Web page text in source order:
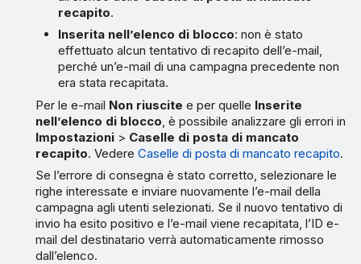
recapito.
Inserita nell’elenco di blocco: non è stato
effettuato alcun tentativo di recapito dell’e-mail,
perché un’e-mail di una campagna precedente non
era stata recapitata.
Per le e-mail Non riuscite e per quelle Inserite
nell’elenco di blocco , è possibile analizzare gli errori in
Impostazioni > Caselle di posta di mancato
recapito. VedereCaselle di posta di mancato recapito.
Se l’errore di consegna è stato corretto, selezionare le
righe interessate e inviare nuovamente l’e-mail della
campagna agli utenti selezionati. Se il nuovo tentativo di
invio ha esito positivo e l’e-mail viene recapitata, l’ID e-
mail del destinatario verrà automaticamente rimosso
dall’elenco.